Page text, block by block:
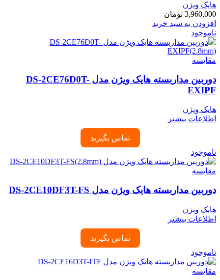
هایک ویژن
3,960,000 تومان
افزودن به سبد خرید
ناموجود
مقایسه
دوربین مداربسته هایک ویژن مدل DS-2CE76D0T-
EXIPF
هایک ویژن
اطلاعات بیشتر
تماس بگیرید
ناموجود
مقایسه
دوربین مداربسته هایک ویژن مدل DS-2CE10DF3T-FS
هایک ویژن
اطلاعات بیشتر
تماس بگیرید
ناموجود
مقایسه